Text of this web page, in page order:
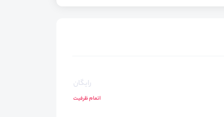
رایگان
اتمام ظرفیت